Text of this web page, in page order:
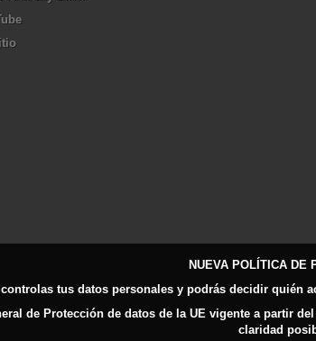
NUEVA POLÍTICA DE
tus datos personales y podrás decidir quién
de Protección de datos de la UE vigente a partir
claridad